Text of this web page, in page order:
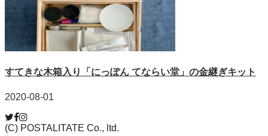
すてきな木箱入り「にっぽん てならい堂」の金継ぎキット
2020-08-01
(C) POSTALITATE Co., ltd.